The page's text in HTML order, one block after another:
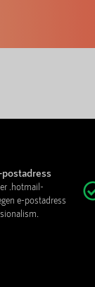
.hotmail-
e-postadress